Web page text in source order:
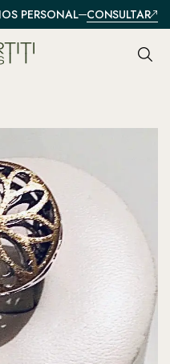
PERSONALIZADOS
CONSULTAR